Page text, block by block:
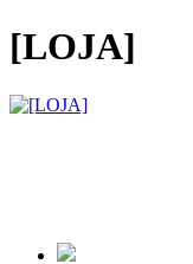
[LOJA]